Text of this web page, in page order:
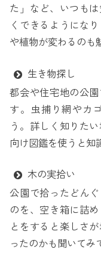
た」など、いつも
くできるようにな
や植物が変わるのも
生き物探し
都会や住宅地の公
す。虫捕り網やカ
う。詳しく知りた
向け図鑑を使うと知
木の実拾い
公園で拾ったどん
のを、空き箱に詰
とをすると楽しさ
ったのかも聞いてみ